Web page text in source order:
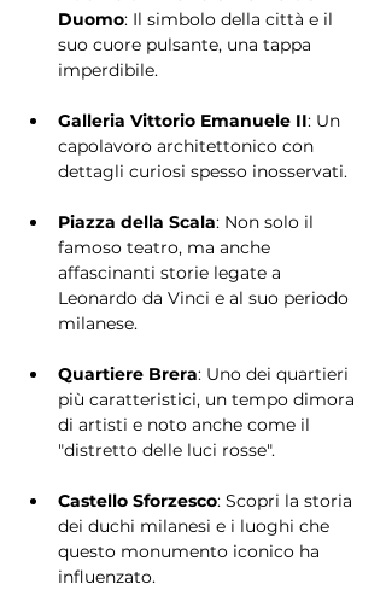
Duomo: Il simbolo della città e il
suo cuore pulsante, una tappa
imperdibile.
Galleria Vittorio Emanuele II: Un
capolavoro architettonico con
dettagli curiosi spesso inosservati.
Piazza della Scala: Non solo il
famoso teatro, ma anche
affascinanti storie legate a
Leonardo da Vinci e al suo periodo
milanese.
Quartiere Brera: Uno dei quartieri
più caratteristici, un tempo dimora
di artisti e noto anche come il
"distretto delle luci rosse".
Castello Sforzesco: Scopri la storia
dei duchi milanesi e i luoghi che
questo monumento iconico ha
influenzato.